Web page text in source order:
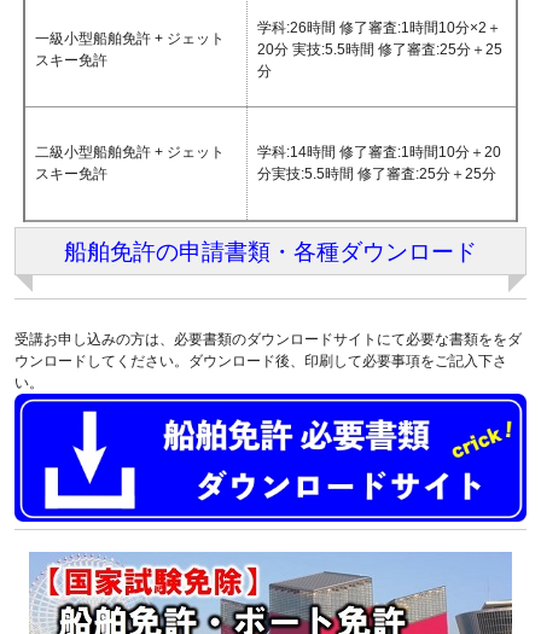
一級小型船舶免許 + ジェット
スキー免許
学科:26時間 修了審査:1時間10分×2＋
20分 実技:5.5時間 修了審査:25分＋25
分
二級小型船舶免許 + ジェット
スキー免許
学科:14時間 修了審査:1時間10分＋20
分実技:5.5時間 修了審査:25分＋25分
船舶免許の申請書類・各種ダウンロード
受講お申し込みの方は、必要書類のダウンロードサイトにて必要な書類ををダ
ウンロードしてください。ダウンロード後、印刷して必要事項をご記入下さ
い。